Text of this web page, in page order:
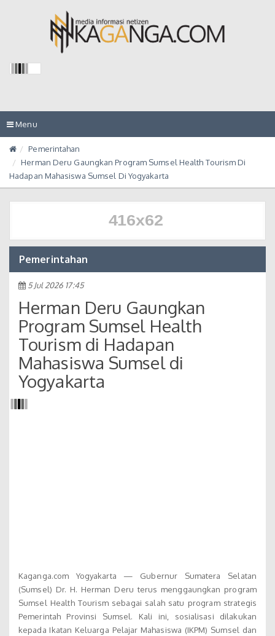
Toggle
navigation
Menu
Pemerintahan
Herman Deru Gaungkan Program Sumsel Health Tourism Di
Hadapan Mahasiswa Sumsel Di Yogyakarta
Pemerintahan
5 Jul 2026 17:45
Herman Deru Gaungkan
Program Sumsel Health
Tourism di Hadapan
Mahasiswa Sumsel di
Yogyakarta
Kaganga.com Yogyakarta — Gubernur Sumatera Selatan
(Sumsel) Dr. H. Herman Deru terus menggaungkan program
Sumsel Health Tourism sebagai salah satu program strategis
Pemerintah Provinsi Sumsel. Kali ini, sosialisasi dilakukan
kepada Ikatan Keluarga Pelajar Mahasiswa (IKPM) Sumsel dan